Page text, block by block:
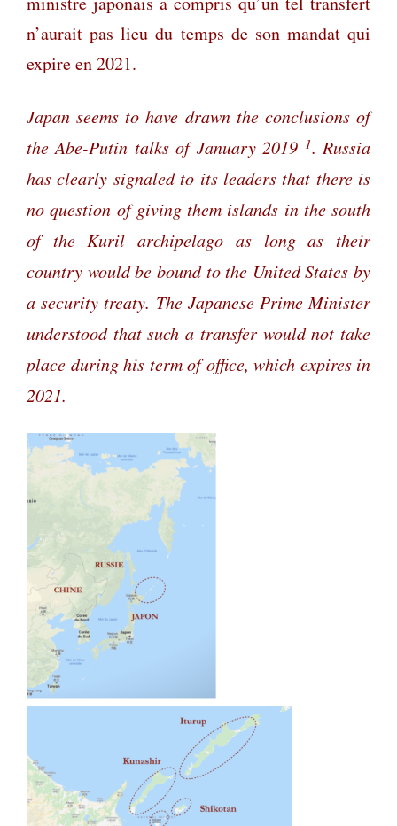
n’aurait pas lieu du temps de son mandat qui
expire en 2021.
Japan seems to have drawn the conclusions of
the Abe-Putin talks of January 2019 1. Russia
has clearly signaled to its leaders that there is
no question of giving them islands in the south
of the Kuril archipelago as long as their
country would be bound to the United States by
a security treaty. The Japanese Prime Minister
understood that such a transfer would not take
place during his term of office, which expires in
2021.